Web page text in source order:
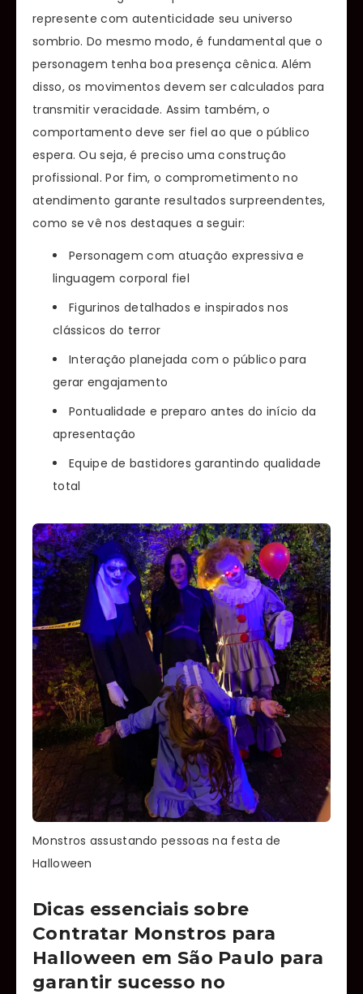
represente com autenticidade seu universo
sombrio. Do mesmo modo, é fundamental que o
personagem tenha boa presença cênica. Além
disso, os movimentos devem ser calculados para
transmitir veracidade. Assim também, o
comportamento deve ser fiel ao que o público
espera. Ou seja, é preciso uma construção
profissional. Por fim, o comprometimento no
atendimento garante resultados surpreendentes,
como se vê nos destaques a seguir:
Personagem com atuação expressiva e
linguagem corporal fiel
Figurinos detalhados e inspirados nos
clássicos do terror
Interação planejada com o público para
gerar engajamento
Pontualidade e preparo antes do início da
apresentação
Equipe de bastidores garantindo qualidade
total
Monstros assustando pessoas na festa de
Halloween
Dicas essenciais sobre
Contratar Monstros para
Halloween em São Paulo para
garantir sucesso no